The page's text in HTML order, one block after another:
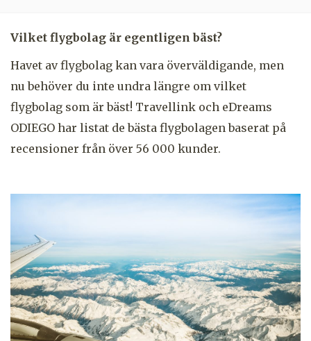
Vilket flygbolag är egentligen bäst?
Havet av flygbolag kan vara överväldigande, men
nu behöver du inte undra längre om vilket
flygbolag som är bäst! Travellink och eDreams
ODIEGO har listat de bästa flygbolagen baserat på
recensioner från över 56 000 kunder.